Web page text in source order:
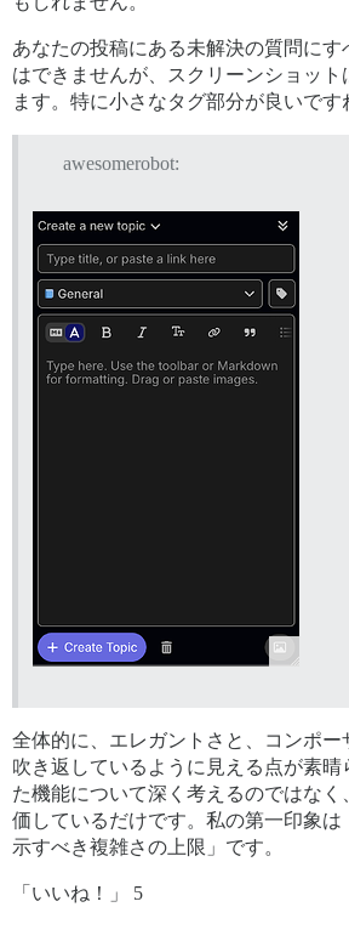
あなたの投稿にある未解決の質問にす
はできませんが、スクリーンショット
ます。特に小さなタグ部分が良いです
awesomerobot:
全体的に、エレガントさと、コンポー
吹き返しているように見える点が素
た機能について深く考えるのではな
価しているだけです。私の第一印象は
示すべき複雑さの上限」です。
「いいね！」 5